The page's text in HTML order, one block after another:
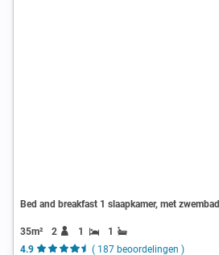
Bed and breakfast 1 slaapkamer, met zwembad
35m² 2 1
1
4.9
( 187 beoordelingen )